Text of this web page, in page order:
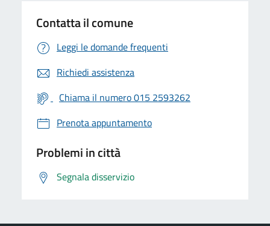
Contatta il comune
Leggi le domande frequenti
Richiedi assistenza
Chiama il numero 015 2593262
Prenota appuntamento
Problemi in città
Segnala disservizio